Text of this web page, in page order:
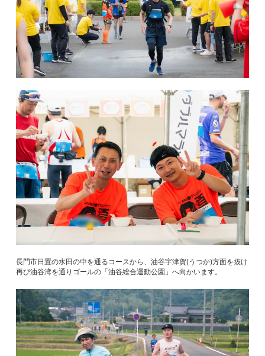
長門市日置の水田の中を通るコースから、油谷宇津賀(うつか)方面を抜け
再び油谷湾を通りゴールの「油谷総合運動公園」へ向かいます。